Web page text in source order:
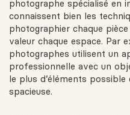
photographe spécialisé en
connaissent bien les
photographier chaque
valeur chaque espace. Par
photographes utilisent un
professionnelle avec un
le plus d’éléments
spacieuse.